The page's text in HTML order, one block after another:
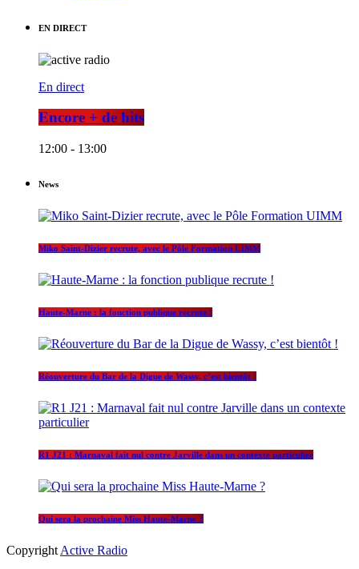
EN DIRECT
En direct
Encore + de hits
12:00 - 13:00
News
Miko Saint-Dizier recrute, avec le Pôle Formation UIMM
Haute-Marne : la fonction publique recrute !
Réouverture du Bar de la Digue de Wassy, c’est bientôt !
R1 J21 : Marnaval fait nul contre Jarville dans un contexte particulier
Qui sera la prochaine Miss Haute-Marne ?
Copyright Active Radio